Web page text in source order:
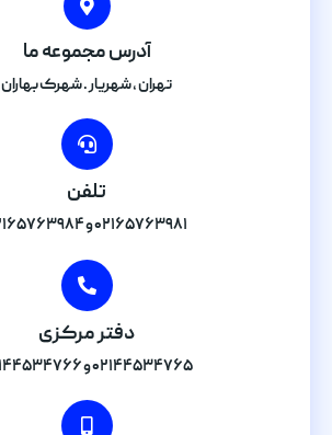
آدرس مجموعه ما
تهران , شهریار . شهرک بهاران
تلفن
۰۲۱۶۵۷۶۳۹۸۱ و ۰۲۱۶۵۷۶۳۹۸۴
دفتر مرکزی
۰۲۱۴۴۵۳۴۷۶۵ و ۰۲۱۴۴۵۳۴۷۶۶